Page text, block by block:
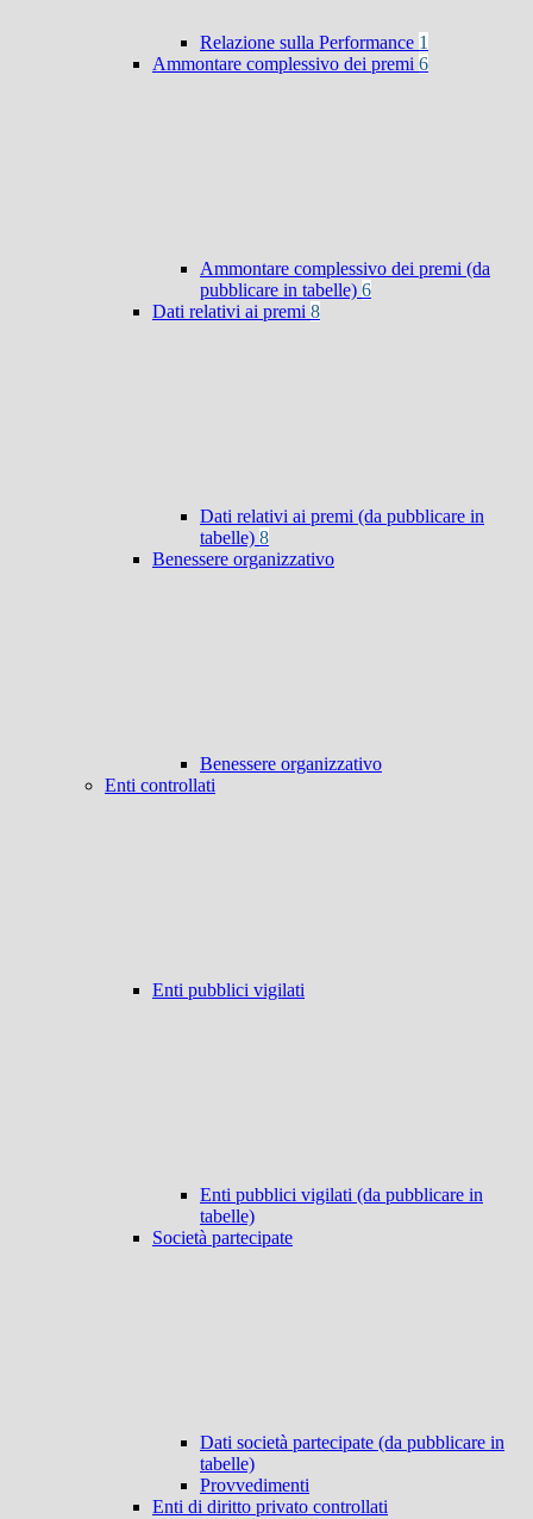
Relazione sulla Performance 1
Ammontare complessivo dei premi 6
Ammontare complessivo dei premi (da
pubblicare in tabelle) 6
Dati relativi ai premi 8
Dati relativi ai premi (da pubblicare in
tabelle) 8
Benessere organizzativo
Benessere organizzativo
Enti controllati
Enti pubblici vigilati
Enti pubblici vigilati (da pubblicare in
tabelle)
Società partecipate
Dati società partecipate (da pubblicare in
tabelle)
Provvedimenti
Enti di diritto privato controllati